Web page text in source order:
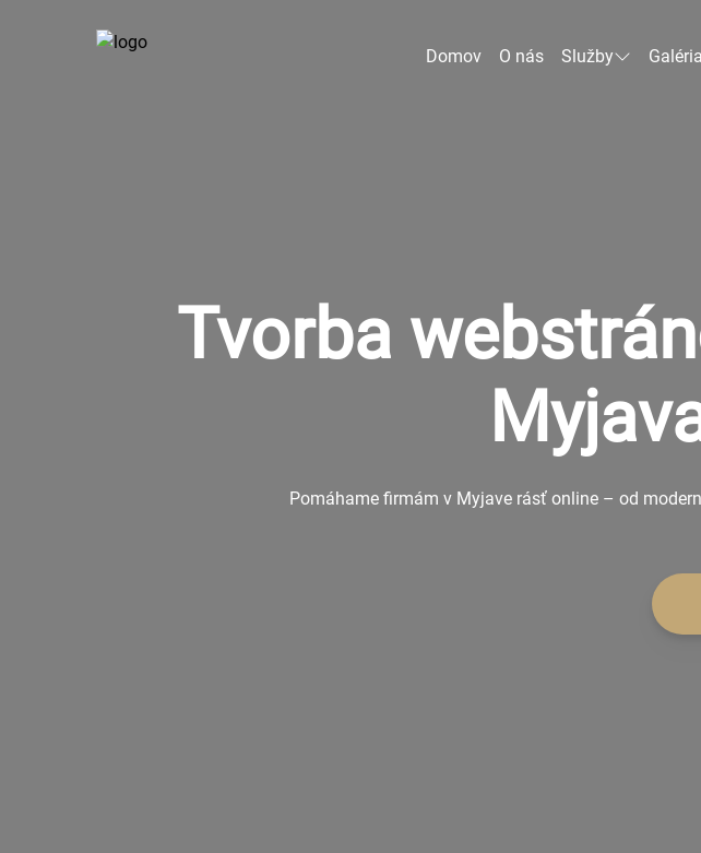
Domov O nás Služby Galéria
Tvorba
Pomáhame firmám v Myjave rásť online – od